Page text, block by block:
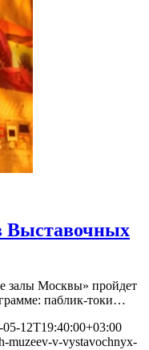
Выставочных
залы Москвы» пройдет
паблик-токи…
05-12T19:40:00+03:00
muzeev-v-vystavochnyx-